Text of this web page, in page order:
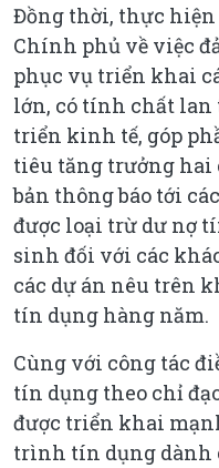
Đồng thời, thực hiện
Chính phủ về việc
phục vụ triển khai
lớn, có tính chất lan
triển kinh tế, góp
tiêu tăng trưởng hai
bản thông báo tới
được loại trừ dư nợ
sinh đối với các
các dự án nêu trên
tín dụng hàng năm.
Cùng với công tác
tín dụng theo chỉ
được triển khai
trình tín dụng dành